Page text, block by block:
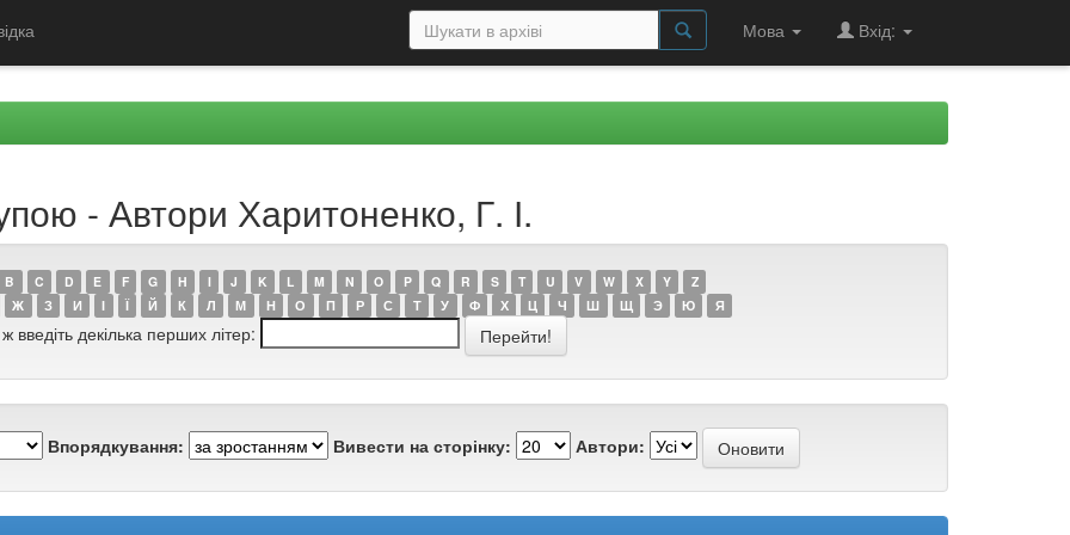
Мова Вхід:
- Автори Харитоненко, Г. І.
B C D E F G H I J K L M N O P Q R S T U V W X Y
Z
Ж З И І Ї Й К Л М Н О П Р С Т У Ф Х Ц Ч Ш Щ Э Ю Я
введіть декілька перших літер:
Впорядкування: Вивести на сторінку: Автори: